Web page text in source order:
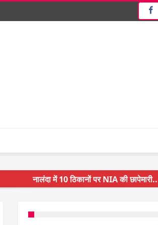
नालंदा में 10 ठिकानों पर NIA की छापेमारी.. ज्वेलरी
अंचल पदाधिकारी (CO) बर्खास्त.. फर्जीवाड़ा कर पाई